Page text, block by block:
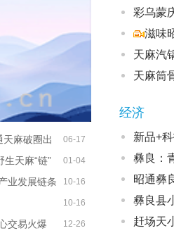
06-17
麻破圈出
01-04
生天麻“链”
10-16
业发展链条
10-16
12-26
交易火爆
彩乌蒙
滋味
天麻汽
天麻筒
经济
新品+
彝良：
昭通彝
彝良县
赶场天